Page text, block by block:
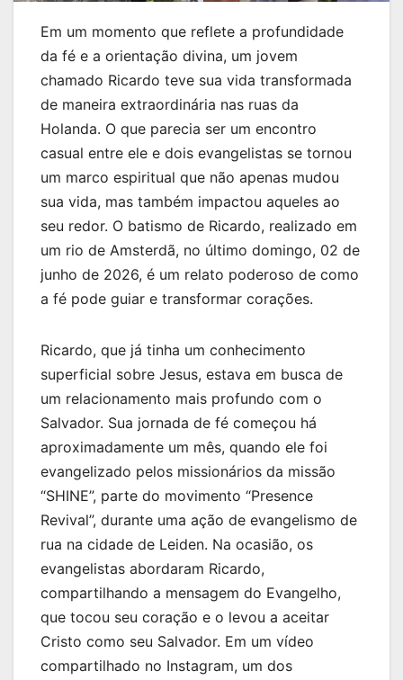
Em um momento que reflete a profundidade
da fé e a orientação divina, um jovem
chamado Ricardo teve sua vida transformada
de maneira extraordinária nas ruas da
Holanda. O que parecia ser um encontro
casual entre ele e dois evangelistas se tornou
um marco espiritual que não apenas mudou
sua vida, mas também impactou aqueles ao
seu redor. O batismo de Ricardo, realizado em
um rio de Amsterdã, no último domingo, 02 de
junho de 2026, é um relato poderoso de como
a fé pode guiar e transformar corações.
Ricardo, que já tinha um conhecimento
superficial sobre Jesus, estava em busca de
um relacionamento mais profundo com o
Salvador. Sua jornada de fé começou há
aproximadamente um mês, quando ele foi
evangelizado pelos missionários da missão
“SHINE”, parte do movimento “Presence
Revival”, durante uma ação de evangelismo de
rua na cidade de Leiden. Na ocasião, os
evangelistas abordaram Ricardo,
compartilhando a mensagem do Evangelho,
que tocou seu coração e o levou a aceitar
Cristo como seu Salvador. Em um vídeo
compartilhado no Instagram, um dos